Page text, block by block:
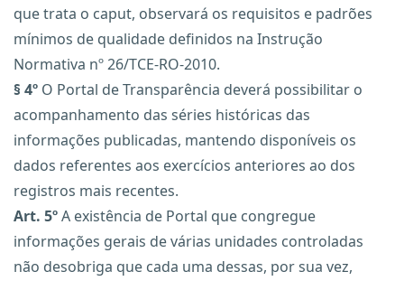
que trata o caput, observará os requisitos e padrões
mínimos de qualidade definidos na Instrução
Normativa nº 26/TCE-RO-2010.
§ 4º O Portal de Transparência deverá possibilitar o
acompanhamento das séries históricas das
informações publicadas, mantendo disponíveis os
dados referentes aos exercícios anteriores ao dos
registros mais recentes.
Art. 5ºA existência de Portal que congregue
informações gerais de várias unidades controladas
não desobriga que cada uma dessas, por sua vez,